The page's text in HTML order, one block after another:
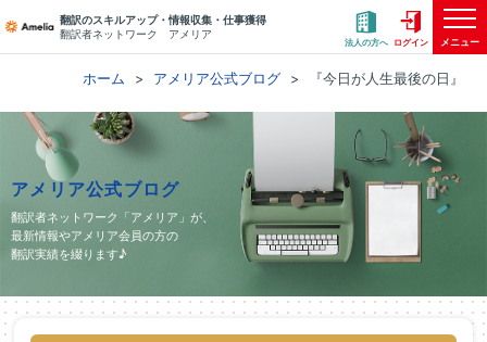
翻訳のスキルアップ・情報収集・仕事獲得
翻訳者ネットワーク アメリア
法人の方へ ログイン メニュー
ホーム アメリア公式ブログ 『今日が人生最後の日』
アメリア公式ブログ
翻訳者ネットワーク「アメリア」が、
最新情報やアメリア会員の方の
翻訳実績を綴ります♪